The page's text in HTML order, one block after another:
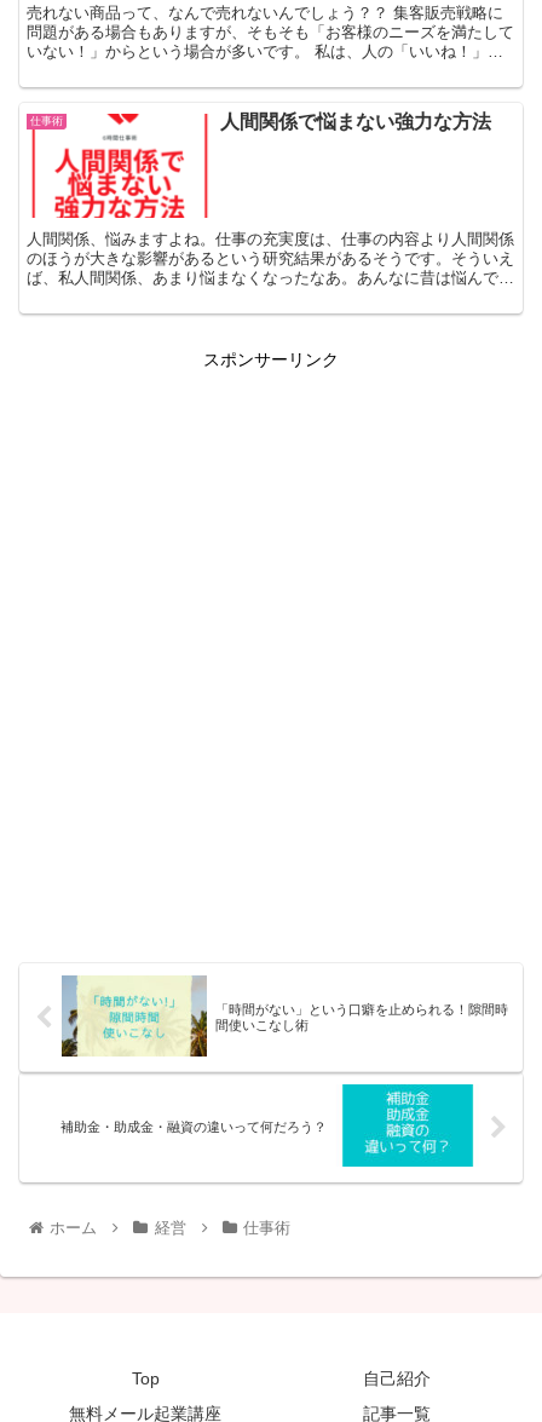
売れない商品って、なんで売れないんでしょう？？ 集客販売戦略に
問題がある場合もありますが、そもそも「お客様のニーズを満たして
いない！」からという場合が多いです。 私は、人の「いいね！」を
に・・・」という苦い思いはもうしません。
仕事術 人間関係で悩まない強力な方法
人間関係、悩みますよね。仕事の充実度は、仕事の内容より人間関係
のほうが大きな影響があるという研究結果があるそうです。そういえ
ば、私人間関係、あまり悩まなくなったなあ。あんなに昔は悩んでい
をなくすのは必須！無駄な人間関係に時間を使っている暇はホントに
スポンサーリンク
「時間がない」という口癖を止められる！隙間時
間使いこなし術
補助金・助成金・融資の違いって何だろう？
ホーム 経営 仕事術
Top
自己紹介
無料メール起業講座
記事一覧